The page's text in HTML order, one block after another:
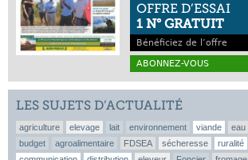
OFFRE D’ESSAI
1 N° GRATUIT
Bénéficiez de l’offre
ABONNEZ-VOUS
LES SUJETS D’ACTUALITÉ
agriculture elevage lait environnement viande eau
budget
agroalimentaire FDSEA sécheresse ruralité